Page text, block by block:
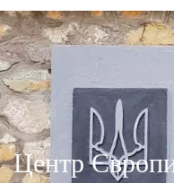
Центр